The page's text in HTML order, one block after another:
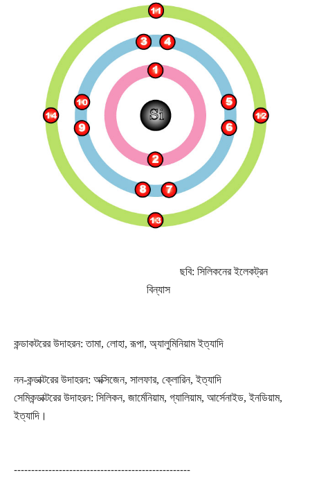
ছবি: সিলিকনের ইলেকট্রন
বিন্যাস
কন্ডাকটরের উদাহরন: তামা, লোহা, রূপা, অ্যালুমিনিয়াম ইত্যাদি
নন-কন্ডাক্টরের উদাহরন: অক্সিজেন, সালফার, ক্লোরিন, ইত্যাদি
সেমিকন্ডাক্টরের উদাহরন: সিলিকন, জার্মেনিয়াম, গ্যালিয়াম, আর্সেনাইড, ইনডিয়াম,
ইত্যাদি।
---------------------------------------------------